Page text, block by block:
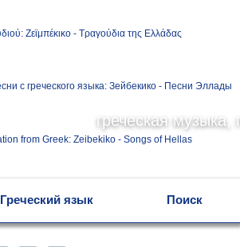
греческая музыка,
Греческий язык Поиск